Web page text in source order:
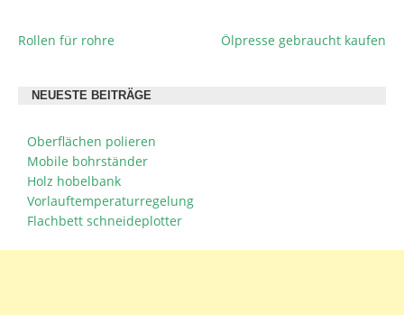
BEITRAGSNAVIGATION
Rollen für rohre Ölpresse gebraucht kaufen
NEUESTE BEITRÄGE
Oberflächen polieren
Mobile bohrständer
Holz hobelbank
Vorlauftemperaturregelung
Flachbett schneideplotter